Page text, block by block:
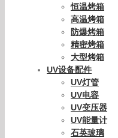
恒温烤箱
高温烤箱
防爆烤箱
精密烤箱
大型烤箱
UV设备配件
UV灯管
UV电容
UV变压器
UV能量计
石英玻璃